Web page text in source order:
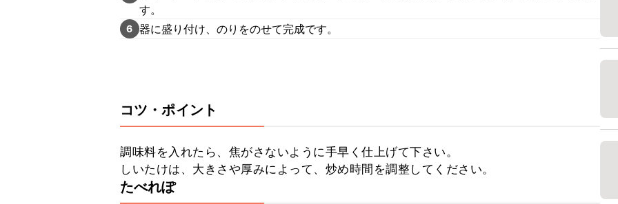
す。
6 器に盛り付け、のりをのせて完成です。
コツ・ポイント
調味料を入れたら、焦がさないように手早く仕上げて下さい。
しいたけは、大きさや厚みによって、炒め時間を調整してください。
たべれぽ